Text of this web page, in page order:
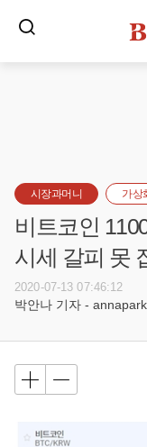
시장과머니 가상
비트코인
시세 갈피 못
2020-07-13 07:46:12
박안나 기자 -